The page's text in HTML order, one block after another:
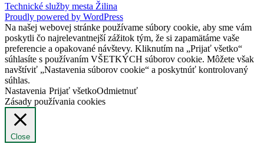
Technické služby mesta Žilina
Proudly powered by WordPress
Na našej webovej stránke používame súbory cookie, aby sme vám
poskytli čo najrelevantnejší zážitok tým, že si zapamätáme vaše
preferencie a opakované návštevy. Kliknutím na „Prijať všetko“
súhlasíte s používaním VŠETKÝCH súborov cookie. Môžete však
navštíviť „Nastavenia súborov cookie“ a poskytnúť kontrolovaný
súhlas.
Nastavenia Prijať všetkoOdmietnuť
Zásady používania cookies
Close